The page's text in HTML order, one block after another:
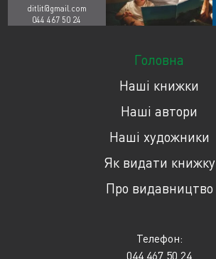
ditlit@gmail.com
044 467 50 24
Головна
Наші книжки
Наші автори
Наші художники
Як видати книжку
Про видавництво
Телефон:
044 467 50 24